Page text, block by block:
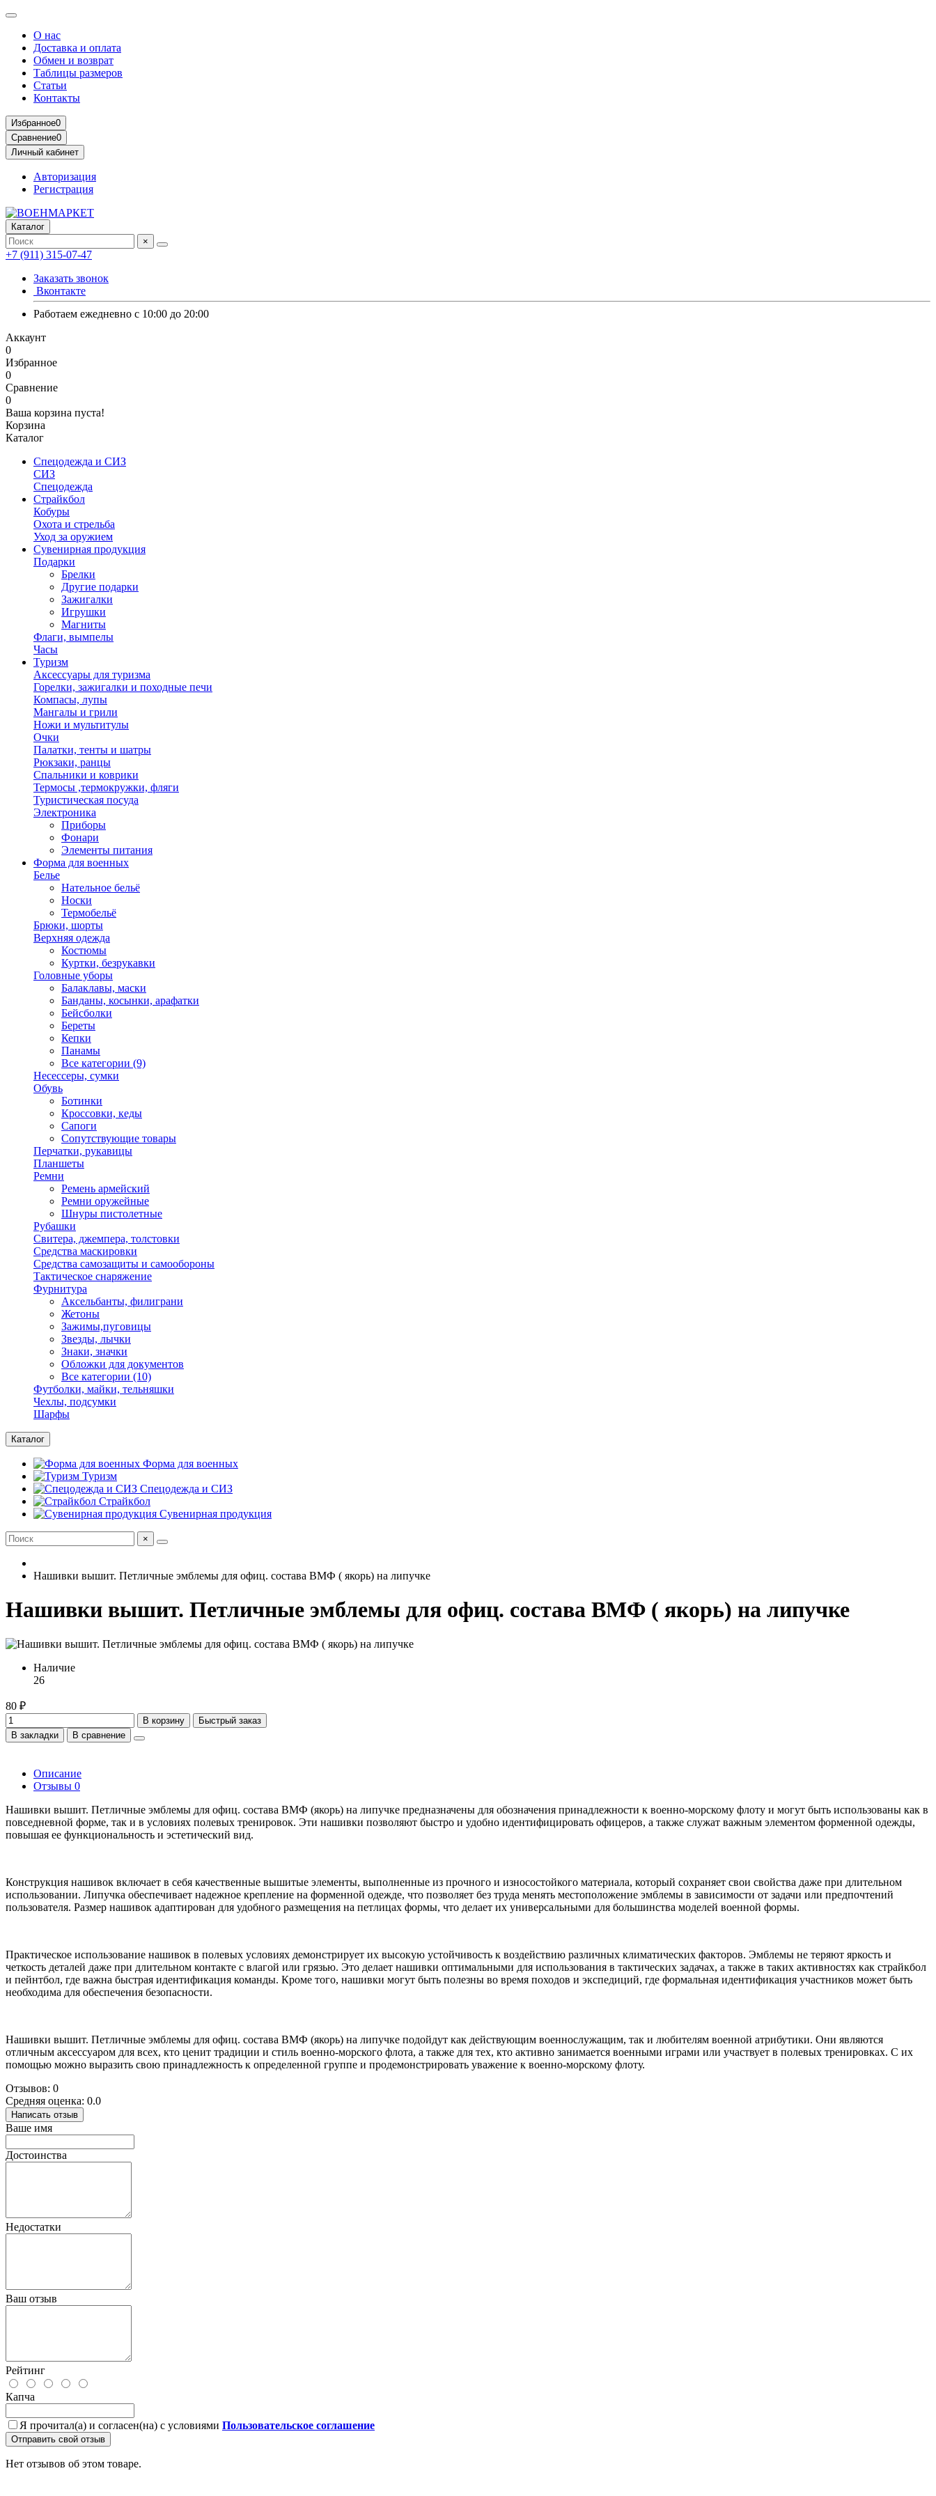
О нас
Доставка и оплата
Обмен и возврат
Таблицы размеров
Статьи
Контакты
Избранное0
Сравнение0
Личный кабинет
Авторизация
Регистрация
Каталог
×
+7 (911) 315-07-47
Заказать звонок
Вконтакте
Работаем ежедневно с 10:00 до 20:00
Аккаунт
0
Избранное
0
Сравнение
0
Ваша корзина пуста!
Корзина
Каталог
Спецодежда и СИЗ
СИЗ
Спецодежда
Страйкбол
Кобуры
Охота и стрельба
Уход за оружием
Сувенирная продукция
Подарки
Брелки
Другие подарки
Зажигалки
Игрушки
Магниты
Флаги, вымпелы
Часы
Туризм
Аксессуары для туризма
Горелки, зажигалки и походные печи
Компасы, лупы
Мангалы и грили
Ножи и мультитулы
Очки
Палатки, тенты и шатры
Рюкзаки, ранцы
Спальники и коврики
Термосы ,термокружки, фляги
Туристическая посуда
Электроника
Приборы
Фонари
Элементы питания
Форма для военных
Белье
Нательное бельё
Носки
Термобельё
Брюки, шорты
Верхняя одежда
Костюмы
Куртки, безрукавки
Головные уборы
Балаклавы, маски
Банданы, косынки, арафатки
Бейсболки
Береты
Кепки
Панамы
Все категории (9)
Несессеры, сумки
Обувь
Ботинки
Кроссовки, кеды
Сапоги
Сопутствующие товары
Перчатки, рукавицы
Планшеты
Ремни
Ремень армейский
Ремни оружейные
Шнуры пистолетные
Рубашки
Свитера, джемпера, толстовки
Средства маскировки
Средства самозащиты и самообороны
Тактическое снаряжение
Фурнитура
Аксельбанты, филиграни
Жетоны
Зажимы,пуговицы
Звезды, лычки
Знаки, значки
Обложки для документов
Все категории (10)
Футболки, майки, тельняшки
Чехлы, подсумки
Шарфы
Каталог
Форма для военных
Туризм
Спецодежда и СИЗ
Страйкбол
Сувенирная продукция
×
Нашивки вышит. Петличные эмблемы для офиц. состава ВМФ ( якорь) на липучке
Нашивки вышит. Петличные эмблемы для офиц. состава ВМФ ( якорь) на липучке
Наличие
26
80 ₽
В корзину
Быстрый заказ
В закладки
В сравнение
Описание
Отзывы 0
Нашивки вышит. Петличные эмблемы для офиц. состава ВМФ (якорь) на липучке предназначены для обозначения принадлежности к военно-морскому флоту и могут быть использованы как в
повседневной форме, так и в условиях полевых тренировок. Эти нашивки позволяют быстро и удобно идентифицировать офицеров, а также служат важным элементом форменной одежды,
повышая ее функциональность и эстетический вид.
Конструкция нашивок включает в себя качественные вышитые элементы, выполненные из прочного и износостойкого материала, который сохраняет свои свойства даже при длительном
использовании. Липучка обеспечивает надежное крепление на форменной одежде, что позволяет без труда менять местоположение эмблемы в зависимости от задачи или предпочтений
пользователя. Размер нашивок адаптирован для удобного размещения на петлицах формы, что делает их универсальными для большинства моделей военной формы.
Практическое использование нашивок в полевых условиях демонстрирует их высокую устойчивость к воздействию различных климатических факторов. Эмблемы не теряют яркость и
четкость деталей даже при длительном контакте с влагой или грязью. Это делает нашивки оптимальными для использования в тактических задачах, а также в таких активностях как страйкбол
и пейнтбол, где важна быстрая идентификация команды. Кроме того, нашивки могут быть полезны во время походов и экспедиций, где формальная идентификация участников может быть
необходима для обеспечения безопасности.
Нашивки вышит. Петличные эмблемы для офиц. состава ВМФ (якорь) на липучке подойдут как действующим военнослужащим, так и любителям военной атрибутики. Они являются
отличным аксессуаром для всех, кто ценит традиции и стиль военно-морского флота, а также для тех, кто активно занимается военными играми или участвует в полевых тренировках. С их
помощью можно выразить свою принадлежность к определенной группе и продемонстрировать уважение к военно-морскому флоту.
Отзывов: 0
Средняя оценка: 0.0
Написать отзыв
Ваше имя
Достоинства
Недостатки
Ваш отзыв
Рейтинг
Капча
Я прочитал(а) и согласен(на) с условиями Пользовательское соглашение
Отправить свой отзыв
Нет отзывов об этом товаре.